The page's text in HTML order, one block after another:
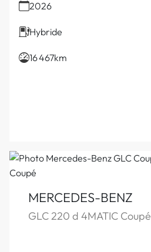
2026
Hybride
16 467km
MERCEDES-BENZ
GLC 220 d 4MATIC Coupé